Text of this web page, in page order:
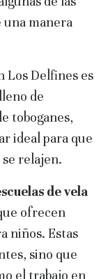
una manera
Los Delfines es
de
toboganes,
ideal para que
relajen.
de vela
ofrecen
niños. Estas
sino que
el trabajo en